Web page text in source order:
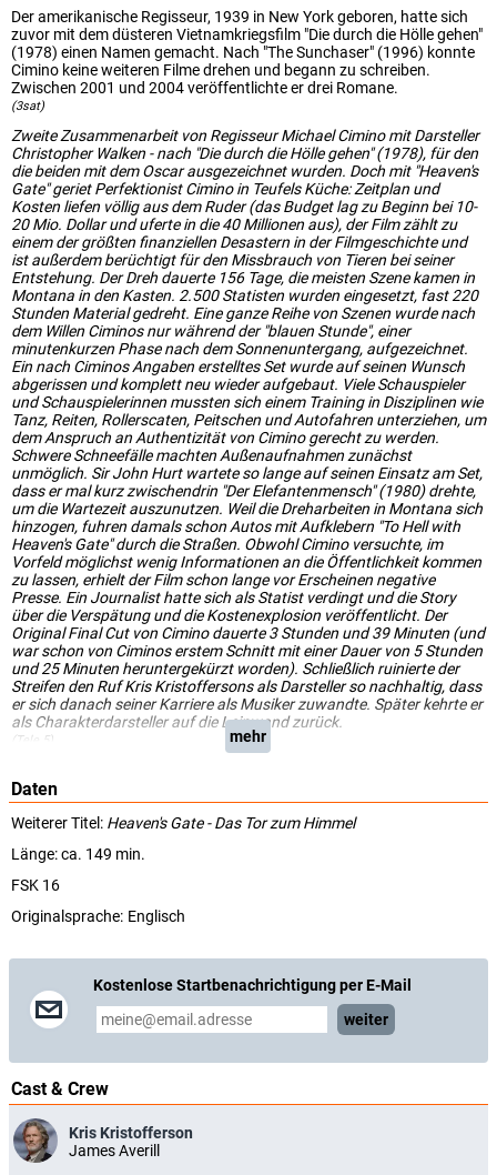
Der amerikanische Regisseur, 1939 in New York geboren, hatte sich
zuvor mit dem düsteren Vietnamkriegsfilm "Die durch die Hölle gehen"
(1978) einen Namen gemacht. Nach "The Sunchaser" (1996) konnte
Cimino keine weiteren Filme drehen und begann zu schreiben.
Zwischen 2001 und 2004 veröffentlichte er drei Romane.
(3sat)
Zweite Zusammenarbeit von Regisseur Michael Cimino mit Darsteller
Christopher Walken - nach "Die durch die Hölle gehen" (1978), für den
die beiden mit dem Oscar ausgezeichnet wurden. Doch mit "Heaven's
Gate" geriet Perfektionist Cimino in Teufels Küche: Zeitplan und
Kosten liefen völlig aus dem Ruder (das Budget lag zu Beginn bei 10-
20 Mio. Dollar und uferte in die 40 Millionen aus), der Film zählt zu
einem der größten finanziellen Desastern in der Filmgeschichte und
ist außerdem berüchtigt für den Missbrauch von Tieren bei seiner
Entstehung. Der Dreh dauerte 156 Tage, die meisten Szene kamen in
Montana in den Kasten. 2.500 Statisten wurden eingesetzt, fast 220
Stunden Material gedreht. Eine ganze Reihe von Szenen wurde nach
dem Willen Ciminos nur während der "blauen Stunde", einer
minutenkurzen Phase nach dem Sonnenuntergang, aufgezeichnet.
Ein nach Ciminos Angaben erstelltes Set wurde auf seinen Wunsch
abgerissen und komplett neu wieder aufgebaut. Viele Schauspieler
und Schauspielerinnen mussten sich einem Training in Disziplinen wie
Tanz, Reiten, Rollerscaten, Peitschen und Autofahren unterziehen, um
dem Anspruch an Authentizität von Cimino gerecht zu werden.
Schwere Schneefälle machten Außenaufnahmen zunächst
unmöglich. Sir John Hurt wartete so lange auf seinen Einsatz am Set,
dass er mal kurz zwischendrin "Der Elefantenmensch" (1980) drehte,
um die Wartezeit auszunutzen. Weil die Dreharbeiten in Montana sich
hinzogen, fuhren damals schon Autos mit Aufklebern "To Hell with
Heaven's Gate" durch die Straßen. Obwohl Cimino versuchte, im
Vorfeld möglichst wenig Informationen an die Öffentlichkeit kommen
zu lassen, erhielt der Film schon lange vor Erscheinen negative
Presse. Ein Journalist hatte sich als Statist verdingt und die Story
über die Verspätung und die Kostenexplosion veröffentlicht. Der
Original Final Cut von Cimino dauerte 3 Stunden und 39 Minuten (und
war schon von Ciminos erstem Schnitt mit einer Dauer von 5 Stunden
und 25 Minuten heruntergekürzt worden). Schließlich ruinierte der
Streifen den Ruf Kris Kristoffersons als Darsteller so nachhaltig, dass
er sich danach seiner Karriere als Musiker zuwandte. Später kehrte er
als Charakterdarsteller auf die Leinwand zurück.
(Tele 5) mehr
Daten
Weiterer Titel: Heaven's Gate - Das Tor zum Himmel
Länge: ca. 149 min.
FSK 16
Originalsprache: Englisch
Kostenlose Startbenachrichtigung per E-Mail
weiter
Cast & Crew
Kris Kristofferson
James Averill